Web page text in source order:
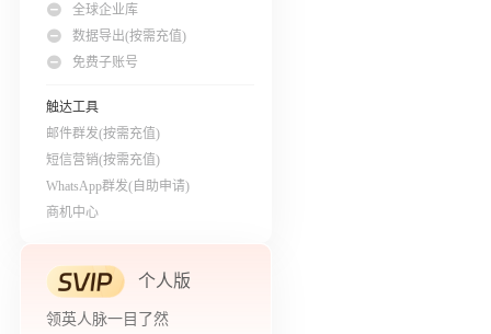
全球企业库
数据导出(按需充值)
免费子账号
触达工具
邮件群发(按需充值)
短信营销(按需充值)
WhatsApp群发(自助申请)
商机中心
个人版
领英人脉一目了然